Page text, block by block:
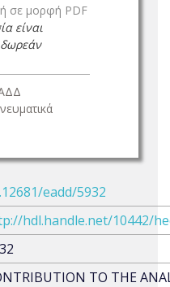
σε μορφή PDF
είναι
eadd/5932
hdl.handle.net/10442/
TO THE